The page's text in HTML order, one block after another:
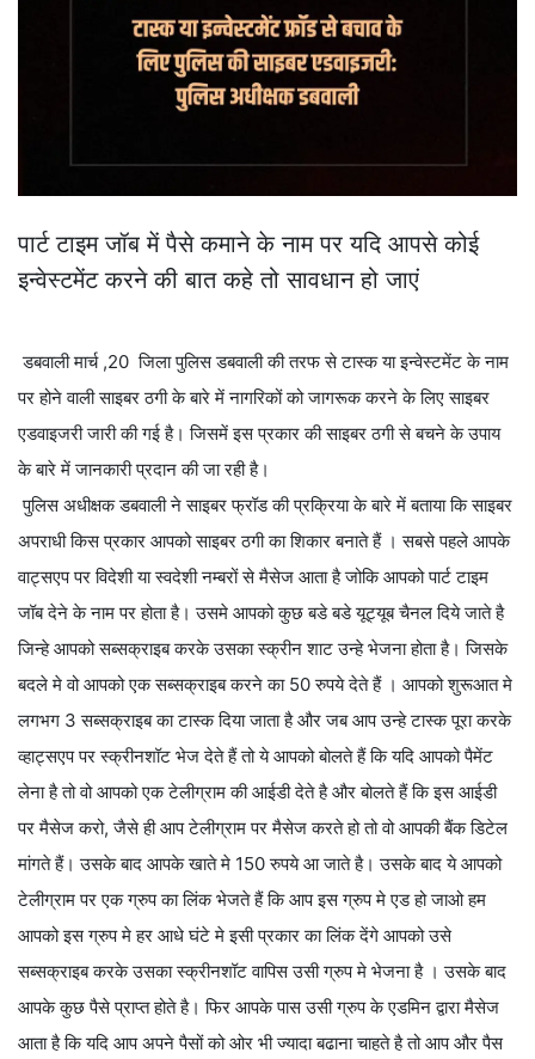
पार्ट टाइम जॉब में पैसे कमाने के नाम पर यदि आपसे कोई
इन्वेस्टमेंट करने की बात कहे तो सावधान हो जाएं
डबवाली मार्च ,20 जिला पुलिस डबवाली की तरफ से टास्क या इन्वेस्टमेंट के नाम
पर होने वाली साइबर ठगी के बारे में नागरिकों को जागरूक करने के लिए साइबर
एडवाइजरी जारी की गई है। जिसमें इस प्रकार की साइबर ठगी से बचने के उपाय
के बारे में जानकारी प्रदान की जा रही है।
पुलिस अधीक्षक डबवाली ने साइबर फ्रॉड की प्रक्रिया के बारे में बताया कि साइबर
अपराधी किस प्रकार आपको साइबर ठगी का शिकार बनाते हैं । सबसे पहले आपके
वाट्सएप पर विदेशी या स्वदेशी नम्बरों से मैसेज आता है जोकि आपको पार्ट टाइम
जॉब देने के नाम पर होता है। उसमे आपको कुछ बडे बडे यूट्यूब चैनल दिये जाते है
जिन्हे आपको सब्सक्राइब करके उसका स्क्रीन शाट उन्हे भेजना होता है। जिसके
बदले मे वो आपको एक सब्सक्राइब करने का 50 रुपये देते हैं । आपको शुरूआत मे
लगभग 3 सब्सक्राइब का टास्क दिया जाता है और जब आप उन्हे टास्क पूरा करके
व्हाट्सएप पर स्क्रीनशॉट भेज देते हैं तो ये आपको बोलते हैं कि यदि आपको पैमेंट
लेना है तो वो आपको एक टेलीग्राम की आईडी देते है और बोलते हैं कि इस आईडी
पर मैसेज करो, जैसे ही आप टेलीग्राम पर मैसेज करते हो तो वो आपकी बैंक डिटेल
मांगते हैं। उसके बाद आपके खाते मे 150 रुपये आ जाते है। उसके बाद ये आपको
टेलीग्राम पर एक ग्रुप का लिंक भेजते हैं कि आप इस ग्रुप मे एड हो जाओ हम
आपको इस ग्रुप मे हर आधे घंटे मे इसी प्रकार का लिंक देंगे आपको उसे
सब्सक्राइब करके उसका स्क्रीनशॉट वापिस उसी ग्रुप मे भेजना है । उसके बाद
आपके कुछ पैसे प्राप्त होते है। फिर आपके पास उसी ग्रुप के एडमिन द्वारा मैसेज
आता है कि यदि आप अपने पैसों को ओर भी ज्यादा बढाना चाहते है तो आप और पैस